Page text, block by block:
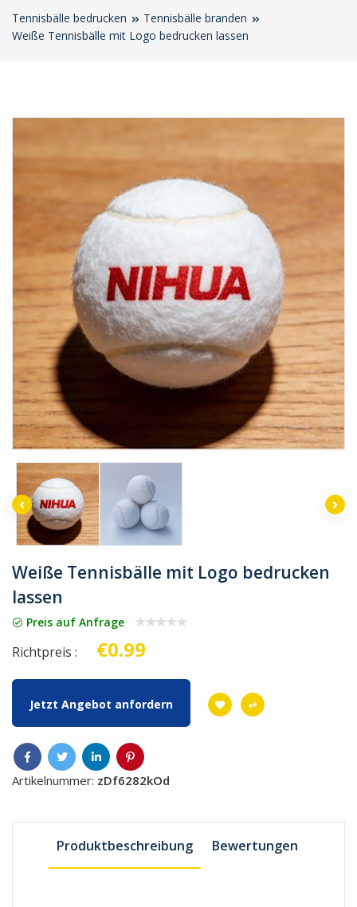
Tennisbälle bedrucken
Tennisbälle branden
Weiße Tennisbälle mit Logo bedrucken lassen
Weiße Tennisbälle mit Logo bedrucken
lassen
Preis auf Anfrage
Richtpreis : €0.99
Jetzt Angebot anfordern
Artikelnummer: zDf6282kOd
Produktbeschreibung Bewertungen